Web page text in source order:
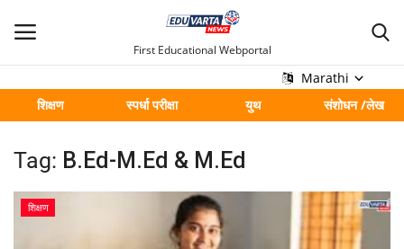
First Educational Webportal
Marathi
शिक्षण
स्पर्धा परीक्षा युथ संशोधन /लेख
मुख्य
Contact
शिक्षण
Tag: B.Ed-M.Ed & M.Ed
शिक्षण